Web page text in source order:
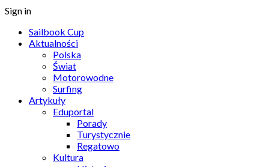
Sign in
Sailbook Cup
Aktualności
Polska
Świat
Motorowodne
Surfing
Artykuły
Eduportal
Porady
Turystycznie
Regatowo
Kultura